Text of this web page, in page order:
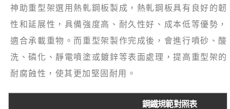
神助重型架選用熱軋鋼板製成，熱軋鋼板具有良好的韌
性和延展性，具備強度高、耐久性好、成本低等優勢，
適合承載重物。而重型架製作完成後，會進行噴砂、酸
洗、磷化、靜電噴塗或鍍鋅等表面處理，提高重型架的
耐腐蝕性，使其更加堅固耐用。
鋼鐵規範對照表